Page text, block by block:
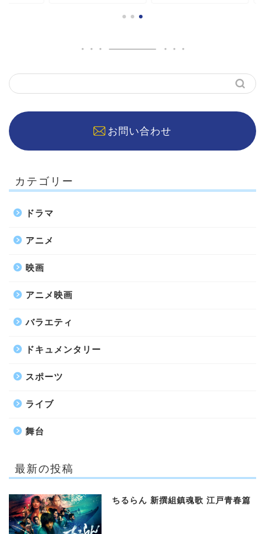
お問い合わせ
カテゴリー
ドラマ
アニメ
映画
アニメ映画
バラエティ
ドキュメンタリー
スポーツ
ライブ
舞台
最新の投稿
ちるらん 新撰組鎮魂歌 江戸青春篇